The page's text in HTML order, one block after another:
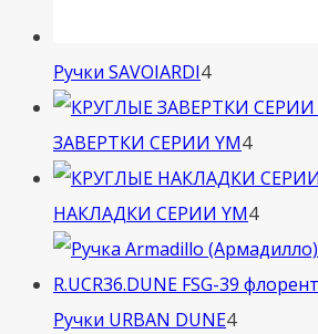
Ручки SAVOIARDI44
товара
ЗАВЕРТКИ СЕРИИ YM44
товара
НАКЛАДКИ СЕРИИ YM44
товара
Ручки URBAN DUNE44